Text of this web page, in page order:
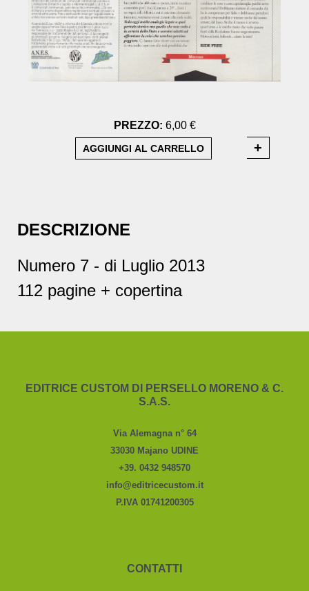
PREZZO: 6,00 €
DESCRIZIONE
Numero 7 - di Luglio 2013
112 pagine + copertina
EDITRICE CUSTOM DI PERSELLO MORENO & C.
S.A.S.
Via Alemagna n° 64
33030 Majano UDINE
+39. 0432 948570
info@editricecustom.it
P.IVA 01741200305
CONTATTI